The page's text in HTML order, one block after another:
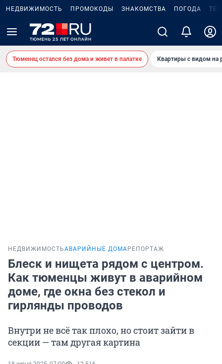
НЕДВИЖИМОСТЬ ПРОМОКОДЫ ЗНАКОМСТВА ПОГОДА
Тюменец остался без дома и живет в палатке Квартиры с видом на
НЕДВИЖИМОСТЬАВАРИЙНЫЕ ДОМА РЕПОРТАЖ
Блеск и нищета рядом с центром.
Как тюменцы живут в аварийном
доме, где окна без стекол и
гирлянды проводов
Внутри не всё так плохо, но стоит зайти в
секции — там другая картина